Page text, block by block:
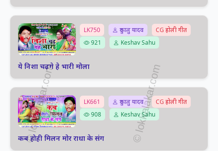
LK750 दुकालु यादव
CG होली गीत
921
Keshav Sahu
ये निशा चढ़गे हे भारी मोला
LK661 दुकालु यादव
CG होली गीत
908
Keshav Sahu
कब होही मिलन मोर राधा के संग